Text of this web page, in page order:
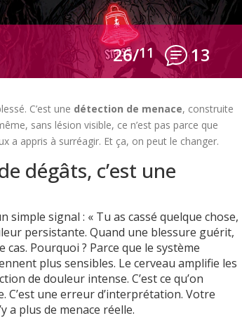
26/11 13
C’est une détection de menace, construite
sans lésion visible, ce n’est pas parce que
a appris à surréagir. Et ça, on peut le changer.
dégâts, c’est une
simple signal : « Tu as cassé quelque chose,
persistante. Quand une blessure guérit,
Pourquoi ? Parce que le système
plus sensibles. Le cerveau amplifie les
de douleur intense. C’est ce qu’on
C’est une erreur d’interprétation. Votre
a plus de menace réelle.